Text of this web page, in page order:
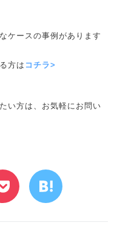
ケースの事例があります
方は コチラ>
い方は、お気軽にお問い